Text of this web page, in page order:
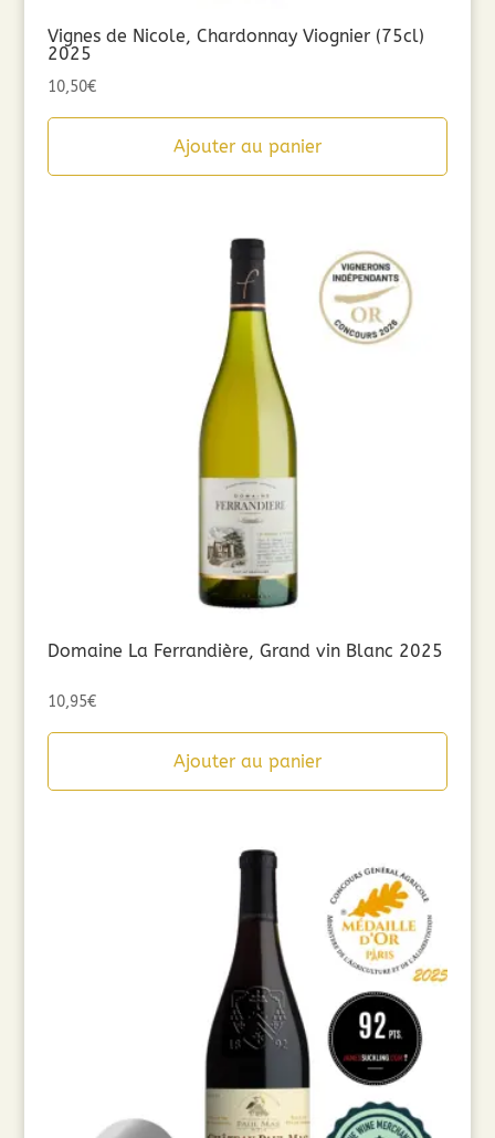
Vignes de Nicole, Chardonnay Viognier (75cl)
2025
10,50€
Ajouter au panier
Domaine La Ferrandière, Grand vin Blanc 2025
10,95€
Ajouter au panier